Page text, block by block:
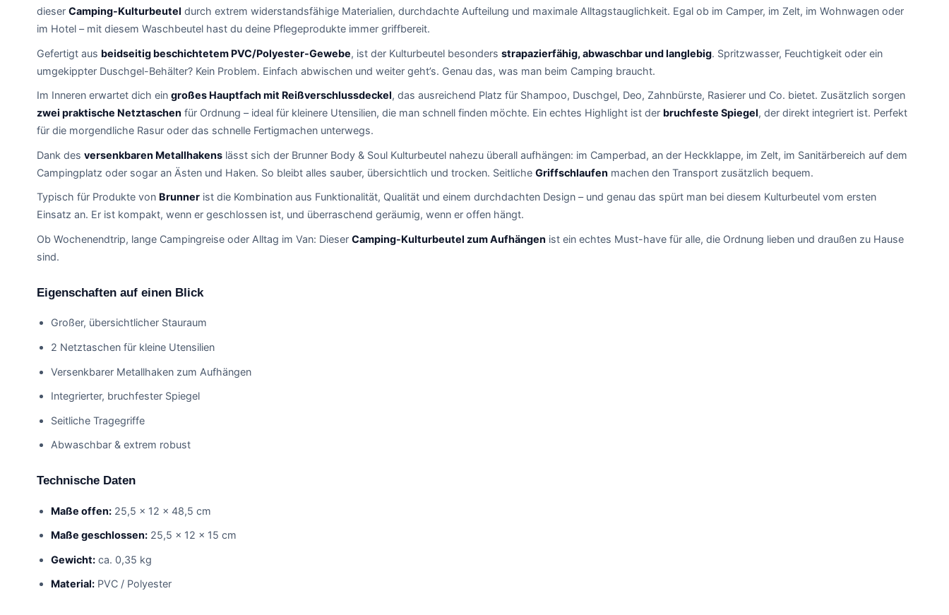
dieser Camping-Kulturbeutel durch extrem widerstandsfähige Materialien, durchdachte Aufteilung und maximale Alltagstauglichkeit. Egal ob im Camper, im Zelt, im Wohnwagen oder
im Hotel – mit diesem Waschbeutel hast du deine Pflegeprodukte immer griffbereit.
Gefertigt aus beidseitig beschichtetem PVC/Polyester-Gewebe, ist der Kulturbeutel besonders strapazierfähig, abwaschbar und langlebig. Spritzwasser, Feuchtigkeit oder ein
umgekippter Duschgel-Behälter? Kein Problem. Einfach abwischen und weiter geht’s. Genau das, was man beim Camping braucht.
Im Inneren erwartet dich ein großes Hauptfach mit Reißverschlussdeckel, das ausreichend Platz für Shampoo, Duschgel, Deo, Zahnbürste, Rasierer und Co. bietet. Zusätzlich sorgen
zwei praktische Netztaschen für Ordnung – ideal für kleinere Utensilien, die man schnell finden möchte. Ein echtes Highlight ist der bruchfeste Spiegel, der direkt integriert ist. Perfekt
für die morgendliche Rasur oder das schnelle Fertigmachen unterwegs.
Dank des versenkbaren Metallhakens lässt sich der Brunner Body & Soul Kulturbeutel nahezu überall aufhängen: im Camperbad, an der Heckklappe, im Zelt, im Sanitärbereich auf dem
Campingplatz oder sogar an Ästen und Haken. So bleibt alles sauber, übersichtlich und trocken. Seitliche Griffschlaufen machen den Transport zusätzlich bequem.
Typisch für Produkte von Brunner ist die Kombination aus Funktionalität, Qualität und einem durchdachten Design – und genau das spürt man bei diesem Kulturbeutel vom ersten
Einsatz an. Er ist kompakt, wenn er geschlossen ist, und überraschend geräumig, wenn er offen hängt.
Ob Wochenendtrip, lange Campingreise oder Alltag im Van: Dieser Camping-Kulturbeutel zum Aufhängen ist ein echtes Must-have für alle, die Ordnung lieben und draußen zu Hause
sind.
Eigenschaften auf einen Blick
Großer, übersichtlicher Stauraum
2 Netztaschen für kleine Utensilien
Versenkbarer Metallhaken zum Aufhängen
Integrierter, bruchfester Spiegel
Seitliche Tragegriffe
Abwaschbar & extrem robust
Technische Daten
Maße offen: 25,5 × 12 × 48,5 cm
Maße geschlossen: 25,5 × 12 × 15 cm
Gewicht: ca. 0,35 kg
Material: PVC / Polyester